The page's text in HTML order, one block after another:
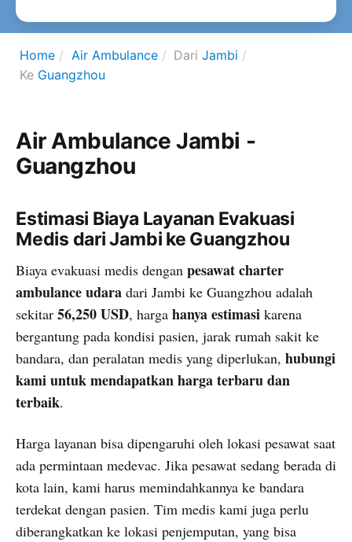
Home Air Ambulance Dari Jambi
Ke Guangzhou
Air Ambulance Jambi -
Guangzhou
Estimasi Biaya Layanan Evakuasi
Medis dari Jambi ke Guangzhou
Biaya evakuasi medis dengan pesawat charter
ambulance udara dari Jambi ke Guangzhou adalah
sekitar 56,250 USD, harga hanya estimasi karena
bergantung pada kondisi pasien, jarak rumah sakit ke
bandara, dan peralatan medis yang diperlukan, hubungi
kami untuk mendapatkan harga terbaru dan
terbaik.
Harga layanan bisa dipengaruhi oleh lokasi pesawat saat
ada permintaan medevac. Jika pesawat sedang berada di
kota lain, kami harus memindahkannya ke bandara
terdekat dengan pasien. Tim medis kami juga perlu
diberangkatkan ke lokasi penjemputan, yang bisa